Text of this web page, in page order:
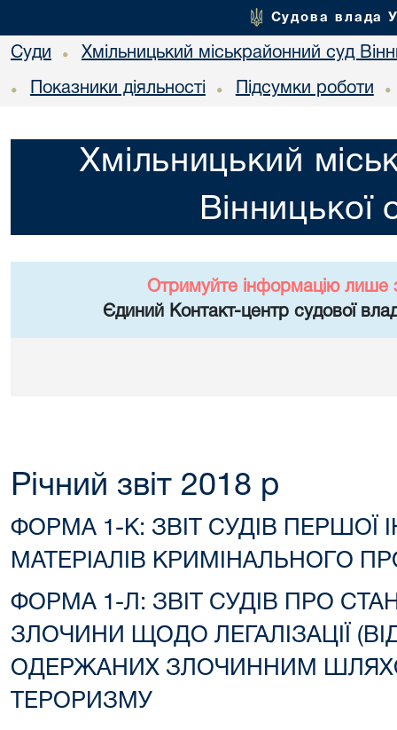
Судова влада
Суди • Хмільницький міськрайонний суд
• Показники діяльності • Підсумки роботи •
Хмільницький
Вінницької
Отримуйте інформацію лише
Єдиний Контакт-центр судової
Рiчний звiт 2018 р
ФОРМА 1-К: ЗВІТ СУДІВ ПЕРШОЇ
МАТЕРІАЛІВ КРИМІНАЛЬНОГО
ФОРМА 1-Л: ЗВІТ СУДІВ ПРО
ЗЛОЧИНИ ЩОДО ЛЕГАЛІЗАЦІЇ
ОДЕРЖАНИХ ЗЛОЧИННИМ
ТЕРОРИЗМУ